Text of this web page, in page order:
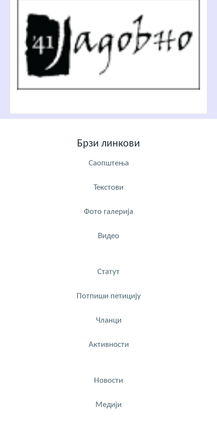
Брзи линкови
Саопштења
Текстови
Фото галерија
Видео
Статут
Потпиши петицију
Чланци
Активности
Новости
Медији